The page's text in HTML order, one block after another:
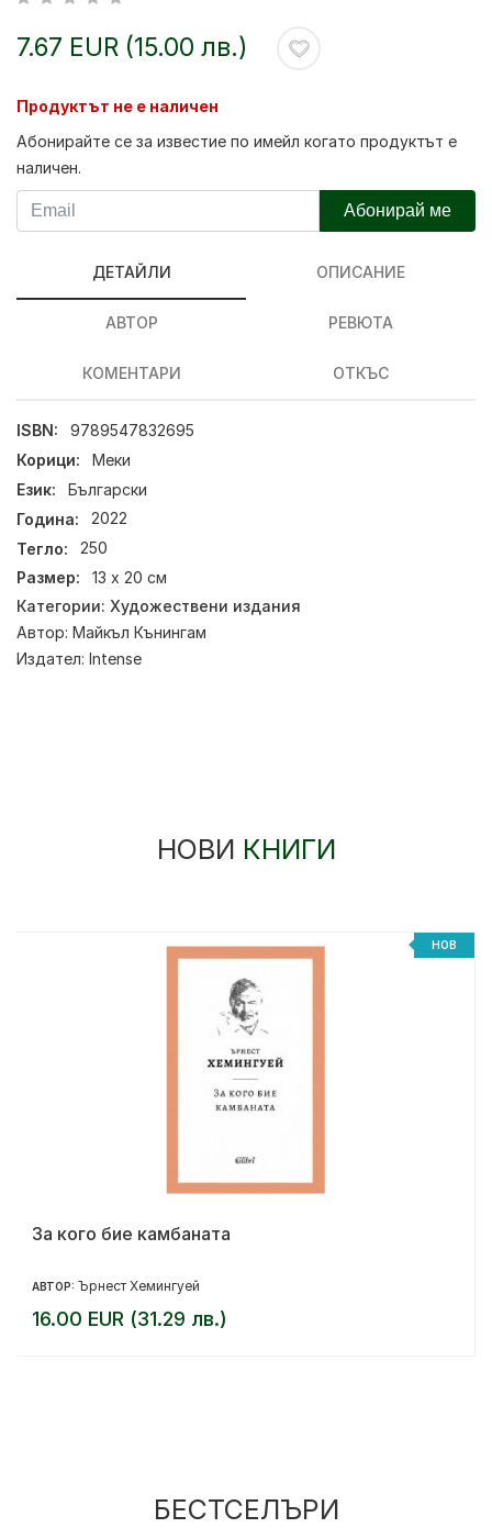
7.67 EUR (15.00 лв.)
Продуктът не е наличен
Абонирайте се за известие по имейл когато продуктът е
наличен.
Абонирай ме
ДЕТАЙЛИ ОПИСАНИЕ
АВТОР РЕВЮТА
КОМЕНТАРИ ОТКЪС
ISBN:
9789547832695
Корици:
Меки
Език:
Български
Година:
2022
Тегло:
250
Размер:
13 х 20 см
Категории: Художествени издания
Автор: Майкъл Кънингам
Издател: Intense
НОВИ КНИГИ
НОВ
За кого бие камбаната
АВТОР: Ърнест Хемингуей
16.00 EUR (31.29 лв.)
БЕСТСЕЛЪРИ